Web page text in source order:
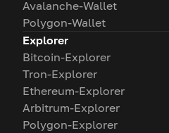
Avalanche-Wallet
Polygon-Wallet
Explorer
Bitcoin-Explorer
Tron-Explorer
Ethereum-Explorer
Arbitrum-Explorer
Polygon-Explorer